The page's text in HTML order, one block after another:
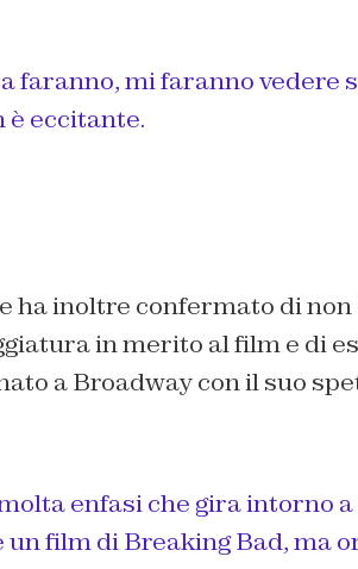
faranno, mi faranno vedere
è eccitante.
ha inoltre confermato di
in merito al film e di
a Broadway con il suo
molta enfasi che gira intorno
un film di Breaking Bad, ma